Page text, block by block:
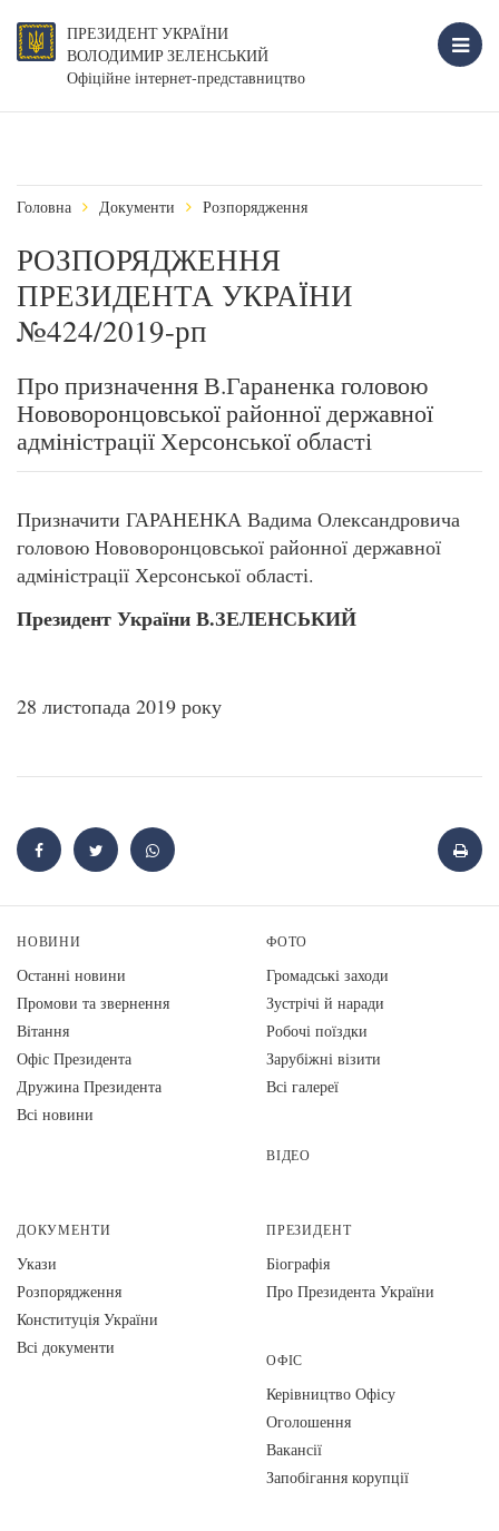
ПРЕЗИДЕНТ УКРАЇНИ
ВОЛОДИМИР ЗЕЛЕНСЬКИЙ
Офіційне інтернет-представництво
Головна Документи Розпорядження
РОЗПОРЯДЖЕННЯ
ПРЕЗИДЕНТА УКРАЇНИ
№424/2019-рп
Про призначення В.Гараненка головою
Нововоронцовської районної державної
адміністрації Херсонської області
Призначити ГАРАНЕНКА Вадима Олександровича
головою Нововоронцовської районної державної
адміністрації Херсонської області.
Президент України В.ЗЕЛЕНСЬКИЙ
28 листопада 2019 року
НОВИНИ
Останні новини
Промови та звернення
Вiтання
Офіс Президента
Дружина Президента
Всі новини
ФОТО
Громадські заходи
Зустрічі й наради
Робочі поїздки
Зарубіжні візити
Всі галереї
ВІДЕО
ДОКУМЕНТИ
Укази
Розпорядження
Конституція України
Всі документи
ПРЕЗИДЕНТ
Біографія
Про Президента України
ОФІС
Керівництво Офісу
Оголошення
Вакансії
Запобігання корупції